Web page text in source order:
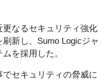
なるセキュリティ強化
新し、Sumo Logicジャ
を採用した。
セキュリティの脅威に